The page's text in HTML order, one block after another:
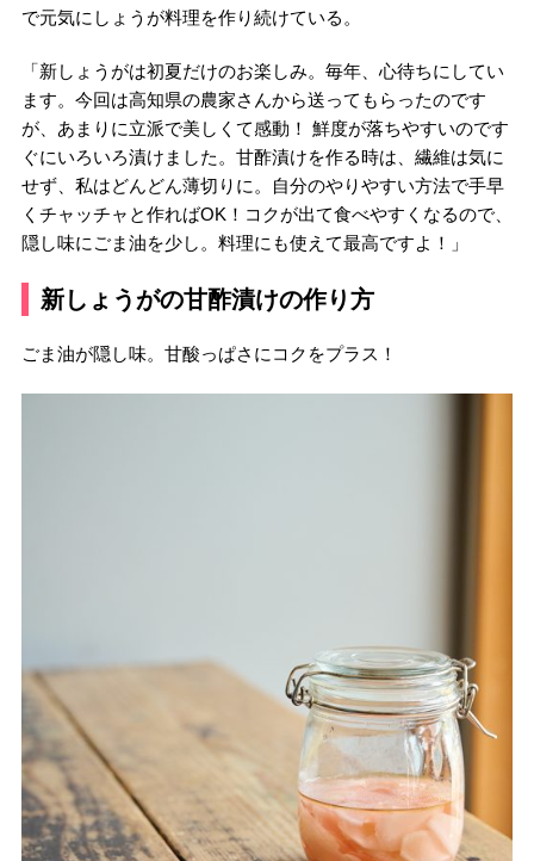
で元気にしょうが料理を作り続けている。
「新しょうがは初夏だけのお楽しみ。毎年、心待ちにしてい
ます。今回は高知県の農家さんから送ってもらったのです
が、あまりに立派で美しくて感動！ 鮮度が落ちやすいのです
ぐにいろいろ漬けました。甘酢漬けを作る時は、繊維は気に
せず、私はどんどん薄切りに。自分のやりやすい方法で手早
くチャッチャと作ればOK！コクが出て食べやすくなるので、
隠し味にごま油を少し。料理にも使えて最高ですよ！」
新しょうがの甘酢漬けの作り方
ごま油が隠し味。甘酸っぱさにコクをプラス！